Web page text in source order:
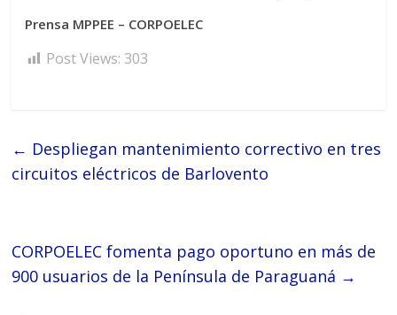
Prensa MPPEE – CORPOELEC
Post Views: 303
← Despliegan mantenimiento correctivo en tres
circuitos eléctricos de Barlovento
CORPOELEC fomenta pago oportuno en más de
900 usuarios de la Península de Paraguaná →